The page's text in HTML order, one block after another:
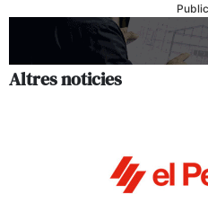
Altres noticies